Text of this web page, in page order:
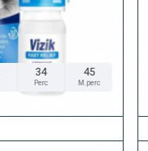
34
Perc
45
M.perc